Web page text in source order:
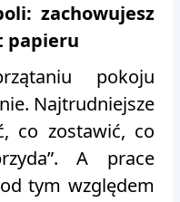
zachowujesz
papieru
pokoju
Najtrudniejsze
co zostawić, co
A prace
tym względem